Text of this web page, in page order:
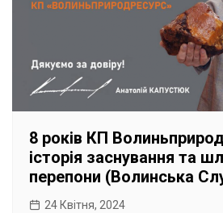
8 років КП
історія заснування та
перепони (Волинська
24 Квітня, 2024